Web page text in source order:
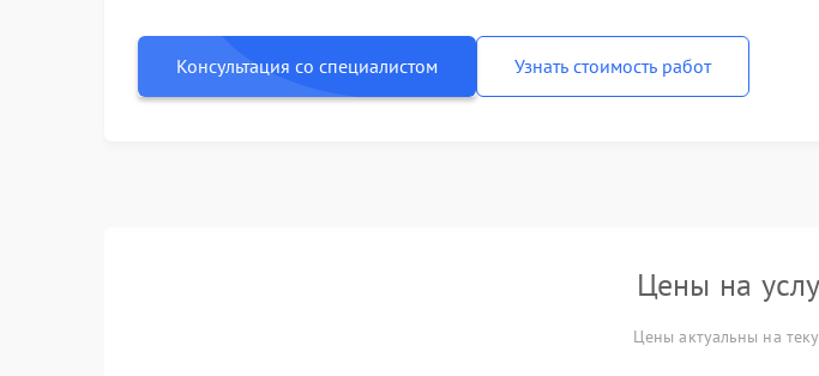
Консультация со специалистом Узнать стоимость работ
Цены на
Цены актуальны на